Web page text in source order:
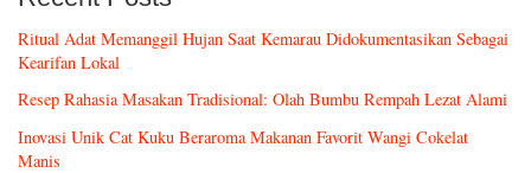
Ritual Adat Memanggil Hujan Saat Kemarau Didokumentasikan Sebagai
Kearifan Lokal
Resep Rahasia Masakan Tradisional: Olah Bumbu Rempah Lezat Alami
Inovasi Unik Cat Kuku Beraroma Makanan Favorit Wangi Cokelat
Manis